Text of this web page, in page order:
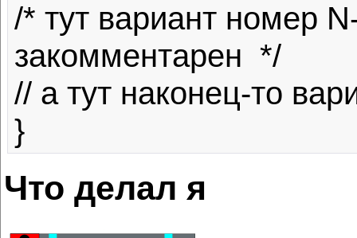
/* тут вариант номер
закомментарен  */
// а тут наконец-то
Что делал я